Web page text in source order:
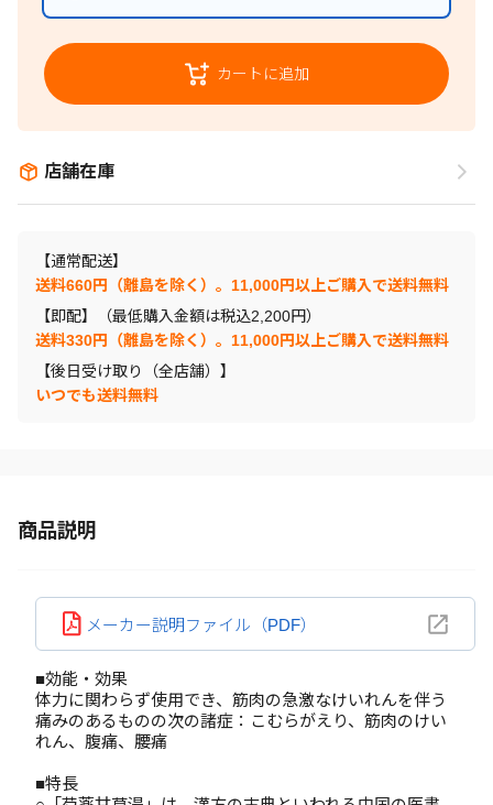
カートに追加
店舗在庫
【通常配送】
送料660円（離島を除く）。11,000円以上ご購入で送料無料
【即配】（最低購入金額は税込2,200円）
送料330円（離島を除く）。11,000円以上ご購入で送料無料
【後日受け取り（全店舗）】
いつでも送料無料
商品説明
メーカー説明ファイル（PDF）
■効能・効果
体力に関わらず使用でき、筋肉の急激なけいれんを伴う
痛みのあるものの次の諸症：こむらがえり、筋肉のけい
れん、腹痛、腰痛
■特長